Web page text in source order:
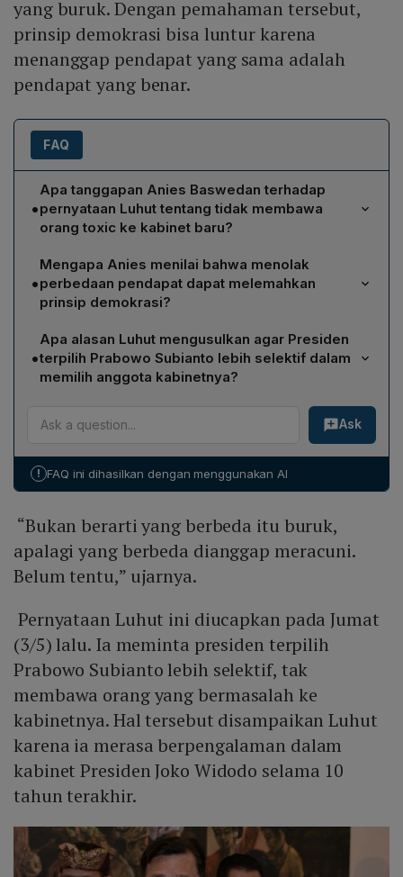
yang buruk. Dengan pemahaman tersebut,
prinsip demokrasi bisa luntur karena
menanggap pendapat yang sama adalah
pendapat yang benar.
FAQ
•
Apa tanggapan Anies Baswedan terhadap
pernyataan Luhut tentang tidak membawa
orang toxic ke kabinet baru?
Anies menilai pernyataan Luhut dapat mengurangi
prinsip demokrasi. Ia menekankan bahwa perbedaan
pikiran dan gagasan harus dihormati, bukan dianggap
buruk atau "racun". Menurut Anies, pemerintah
seharusnya melihat perbedaan sebagai hal yang wajar,
bukan sebagai penyebab kerusakan, sehingga tidak
menghilangkan ruang bagi pendapat yang beragam.
•
Mengapa Anies menilai bahwa menolak
perbedaan pendapat dapat melemahkan
prinsip demokrasi?
Anies berpendapat bahwa demokrasi bergantung
pada kebebasan berpendapat dan penghormatan
terhadap variasi gagasan. Jika pemerintah
menyamakan semua pendapat dengan "pendapat
yang benar" dan menyingkirkan yang berbeda, maka
ruang dialog terbatas dan nilai toleransi tergerus.
Akibatnya, demokrasi menjadi sekadar formalitas tanpa
keberagaman pemikiran yang menjadi dasarnya.
•
Apa alasan Luhut mengusulkan agar Presiden
terpilih Prabowo Subianto lebih selektif dalam
memilih anggota kabinetnya?
Luhut mengingatkan bahwa regulasi yang bertentangan
dengan kepentingan nasional menjadi masalah utama
Indonesia ke depan. Dengan menghindari orang
yakin pemerintah dapat meningkatkan transparansi,
target Indonesia menjadi ekonomi terbesar keempat
pada 2045.
Ask
! FAQ ini dihasilkan dengan menggunakan AI
“Bukan berarti yang berbeda itu buruk,
apalagi yang berbeda dianggap meracuni.
Belum tentu,” ujarnya.
Pernyataan Luhut ini diucapkan pada Jumat
(3/5) lalu. Ia meminta presiden terpilih
Prabowo Subianto lebih selektif, tak
membawa orang yang bermasalah ke
kabinetnya. Hal tersebut disampaikan Luhut
karena ia merasa berpengalaman dalam
kabinet Presiden Joko Widodo selama 10
tahun terakhir.